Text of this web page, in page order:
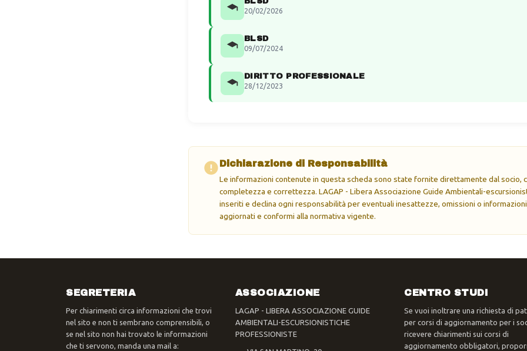
20/02/2026
BLSD
09/07/2024
DIRITTO PROFESSIONALE
28/12/2023
Dichiarazione di Responsabilità
Le informazioni contenute in questa scheda sono state fornite direttamente dal socio,
completezza e correttezza. LAGAP - Libera Associazione Guide Ambientali-
inseriti e declina ogni responsabilità per eventuali inesattezze, omissioni o
aggiornati e conformi alla normativa vigente.
SEGRETERIA
Per chiarimenti circa informazioni che trovi
nel sito e non ti sembrano comprensibili, o
se nel sito non hai trovato le informazioni
che ti servono, manda una mail a:
ASSOCIAZIONE
LAGAP - LIBERA ASSOCIAZIONE GUIDE
AMBIENTALI-ESCURSIONISTICHE
PROFESSIONISTE
CENTRO STUDI
Se vuoi inoltrare una richiesta di
per corsi di aggiornamento per i
ricevere chiarimenti sui corsi di
aggiornamento obbligatori,